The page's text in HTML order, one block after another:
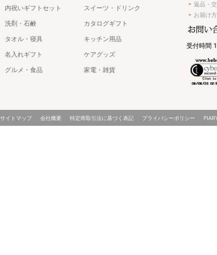
内祝いギフトセット
スイーツ・ドリンク
洗剤・石鹸
カタログギフト
タオル・寝具
キッチン用品
名入れギフト
ケアグッズ
グルメ・食品
家電・雑貨
返品・
お届け
受付時間
サイトマップ 会社概要 特定商取引法に基づく表記 プライバシーポリシー